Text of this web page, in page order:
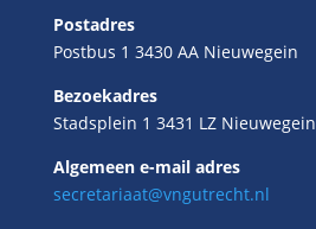
Postadres
Postbus 1 3430 AA Nieuwegein
Bezoekadres
Stadsplein 1 3431 LZ Nieuwegein
Algemeen e-mail adres
secretariaat@vngutrecht.nl